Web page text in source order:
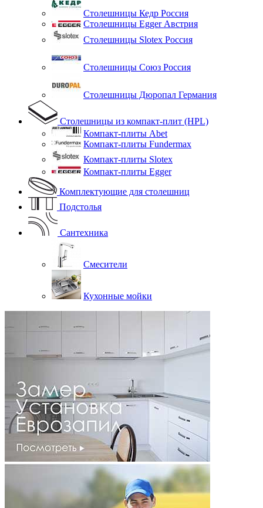
Столешницы Кедр Россия
Столешницы Egger Австрия
Столешницы Slotex Россия
Столешницы Союз Россия
Столешницы Дюропал Германия
Столешницы из компакт-плит (HPL)
Компакт-плиты Abet
Компакт-плиты Fundermax
Компакт-плиты Slotex
Компакт-плиты Egger
Комплектующие для столешниц
Подстолья
Сантехника
Смесители
Кухонные мойки